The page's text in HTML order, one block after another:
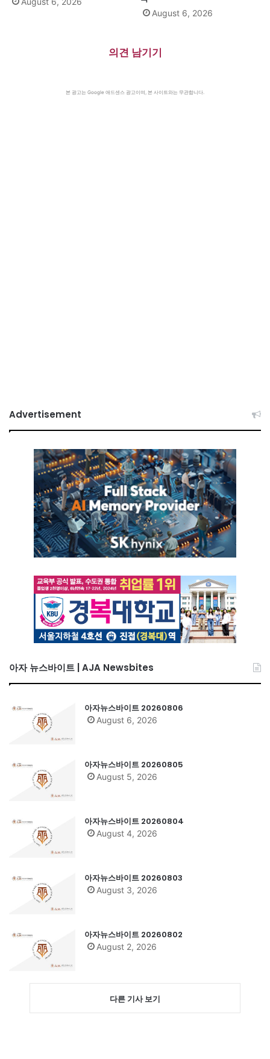
August 6, 2026
의견 남기기
본 광고는 Google 애드센스 광고이며, 본 사이트와는 무관합니다.
Advertisement
아자 뉴스바이트 | AJA Newsbites
아자뉴스바이트 20260806
August 6, 2026
아자뉴스바이트 20260805
August 5, 2026
아자뉴스바이트 20260804
August 4, 2026
아자뉴스바이트 20260803
August 3, 2026
아자뉴스바이트 20260802
August 2, 2026
다른 기사 보기